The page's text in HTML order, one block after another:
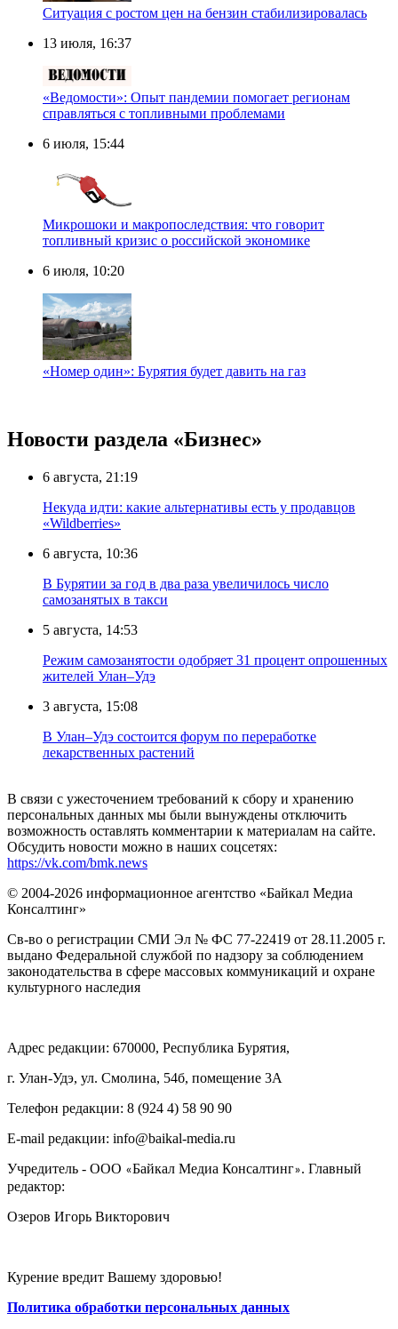
Ситуация с ростом цен на бензин стабилизировалась
13 июля, 16:37
«Ведомости»: Опыт пандемии помогает регионам
справляться с топливными проблемами
6 июля, 15:44
Микрошоки и макропоследствия: что говорит
топливный кризис о российской экономике
6 июля, 10:20
«Номер один»: Бурятия будет давить на газ
Новости раздела «Бизнес»
6 августа, 21:19
Некуда идти: какие альтернативы есть у продавцов
«Wildberries»
6 августа, 10:36
В Бурятии за год в два раза увеличилось число
самозанятых в такси
5 августа, 14:53
Режим самозанятости одобряет 31 процент опрошенных
жителей Улан–Удэ
3 августа, 15:08
В Улан–Удэ состоится форум по переработке
лекарственных растений
В связи с ужесточением требований к сбору и хранению
персональных данных мы были вынуждены отключить
возможность оставлять комментарии к материалам на сайте.
Обсудить новости можно в наших соцсетях:
https://vk.com/bmk.news
© 2004-2026 информационное агентство «Байкал Медиа
Консалтинг»
Св-во о регистрации СМИ Эл № ФС 77-22419 от 28.11.2005 г.
выдано Федеральной службой по надзору за соблюдением
законодательства в сфере массовых коммуникаций и охране
культурного наследия
Адрес редакции: 670000, Республика Бурятия,
г. Улан-Удэ, ул. Смолина, 54б, помещение 3А
Телефон редакции: ‎‎8 (924 4) 58 90 90
E-mail редакции: info@baikal-media.ru
Учредитель - ООО «Байкал Медиа Консалтинг». Главный
редактор:
Озеров Игорь Викторович
Курение вредит Вашему здоровью!
Политика обработки персональных данных